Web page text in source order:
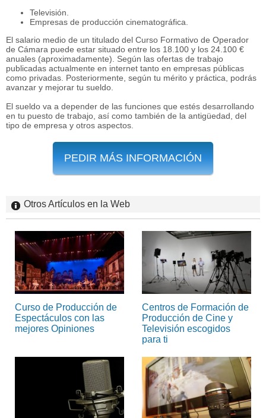
Televisión.
Empresas de producción cinematográfica.
El salario medio de un titulado del Curso Formativo de Operador
de Cámara puede estar situado entre los 18.100 y los 24.100 €
anuales (aproximadamente). Según las ofertas de trabajo
publicadas actualmente en internet tanto en empresas públicas
como privadas. Posteriormente, según tu mérito y práctica, podrás
avanzar y mejorar tu sueldo.
El sueldo va a depender de las funciones que estés desarrollando
en tu puesto de trabajo, así como también de la antigüedad, del
tipo de empresa y otros aspectos.
PEDIR MÁS INFORMACIÓN
Otros Artículos en la Web
Curso de Producción de
Espectáculos con las
mejores Opiniones
Centros de Formación de
Producción de Cine y
Televisión escogidos
para ti